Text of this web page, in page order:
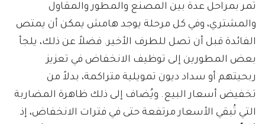
تمر بمراحل عدة بين المصنع والمطور والمقاول
والمشتري، وفي كل مرحلة يوجد هامش يمكن أن يمتص
الفائدة قبل أن تصل للطرف الأخير. فضلاً عن ذلك، يلجأ
بعض المطورين إلى توظيف الانخفاض في تعزيز
ربحيتهم أو سداد ديون تمويلية متراكمة، بدلاً من
تخفيض أسعار البيع. ويُضاف إلى ذلك ظاهرة المضاربة
التي تُبقي الأسعار مرتفعة حتى في فترات الانخفاض، إذ